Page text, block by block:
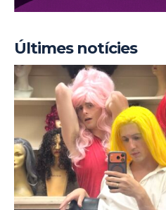
Últimes notícies